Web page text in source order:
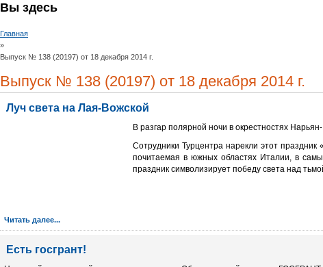
Вы здесь
Главная
»
Выпуск № 138 (20197) от 18 декабря 2014 г.
Выпуск № 138 (20197) от 18 декабря 2014 г.
Луч света на Лая-Вожской
В разгар полярной ночи в окрестностях
Сотрудники Турцентра нарекли этот
почитаемая в южных областях Италии, в
праздник символизирует победу света над
Читать далее...
Есть госгрант!